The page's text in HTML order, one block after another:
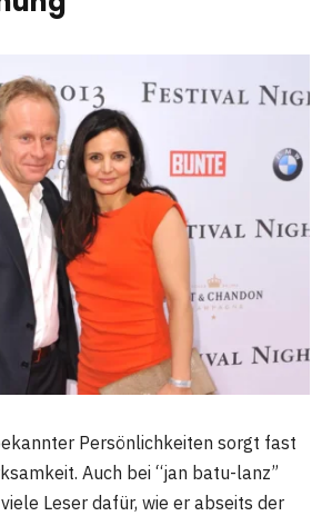
Persönlichkeiten sorgt fast
Auch bei “jan batu-lanz”
Leser dafür, wie er abseits der